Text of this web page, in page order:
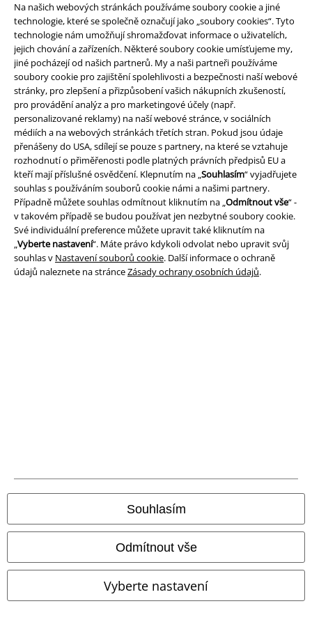
Na našich webových stránkách používáme soubory cookie a jiné
technologie, které se společně označují jako „soubory cookies“. Tyto
technologie nám umožňují shromažďovat informace o uživatelích,
jejich chování a zařízeních. Některé soubory cookie umísťujeme my,
jiné pocházejí od našich partnerů. My a naši partneři používáme
soubory cookie pro zajištění spolehlivosti a bezpečnosti naší webové
stránky, pro zlepšení a přizpůsobení vašich nákupních zkušeností,
pro provádění analýz a pro marketingové účely (např.
personalizované reklamy) na naší webové stránce, v sociálních
médiích a na webových stránkách třetích stran. Pokud jsou údaje
přenášeny do USA, sdílejí se pouze s partnery, na které se vztahuje
rozhodnutí o přiměřenosti podle platných právních předpisů EU a
kteří mají příslušné osvědčení. Klepnutím na „Souhlasím“ vyjadřujete
souhlas s používáním souborů cookie námi a našimi partnery.
Případně můžete souhlas odmítnout kliknutím na „Odmítnout vše“ -
v takovém případě se budou používat jen nezbytné soubory cookie.
Své individuální preference můžete upravit také kliknutím na
„Vyberte nastavení“. Máte právo kdykoli odvolat nebo upravit svůj
souhlas v Nastavení souborů cookie. Další informace o ochraně
údajů naleznete na stránceZásady ochrany osobních údajů.
Souhlasím
Odmítnout vše
Vyberte nastavení
Způsoby platby
Bankovní převod Platba na dobírku
Doprava
Balíkovna Balík Do ruky